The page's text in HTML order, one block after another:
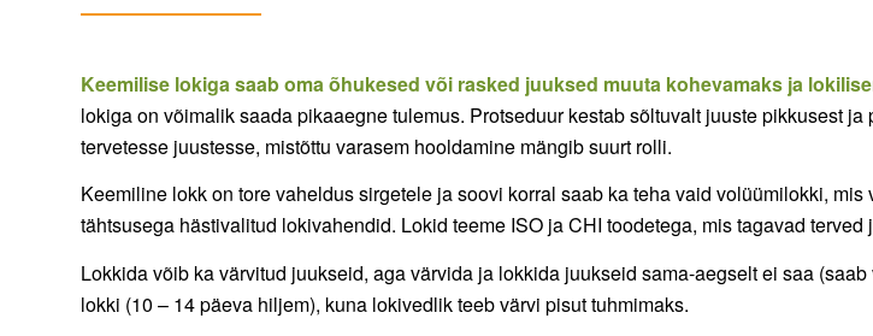
Keemilise lokiga saab oma õhukesed või rasked juuksed muuta kohevamaks ja
lokiga on võimalik saada pikaaegne tulemus. Protseduur kestab sõltuvalt juuste pikkusest
tervetesse juustesse, mistõttu varasem hooldamine mängib suurt rolli.
Keemiline lokk on tore vaheldus sirgetele ja soovi korral saab ka teha vaid volüümilokki,
tähtsusega hästivalitud lokivahendid. Lokid teeme ISO ja CHI toodetega, mis tagavad
Lokkida võib ka värvitud juukseid, aga värvida ja lokkida juukseid sama-aegselt ei saa
lokki (10 – 14 päeva hiljem), kuna lokivedlik teeb värvi pisut tuhmimaks.